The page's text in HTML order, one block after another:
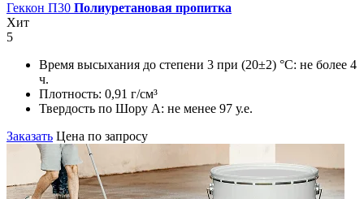
Геккон П30 Полиуретановая пропитка
Хит
5
Время высыхания до степени 3 при (20±2) °С: не более 4
ч.
Плотность: 0,91 г/см³
Твердость по Шору А: не менее 97 у.е.
Заказать Цена по запросу